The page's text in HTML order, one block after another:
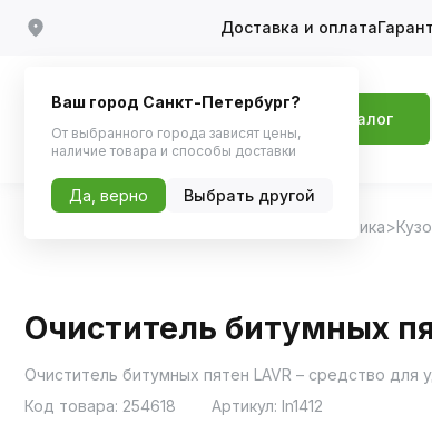
Доставка и оплата
Каталог
Автохимия, Автокосметика
Очиститель битумных
Очиститель битумных пятен LAVR – средство
Код товара: 254618 Артикул: ln1412
Ваш город Санкт-Петербург?
От выбранного города зависят цены,
наличие товара и способы доставки
Да, верно Выбрать другой